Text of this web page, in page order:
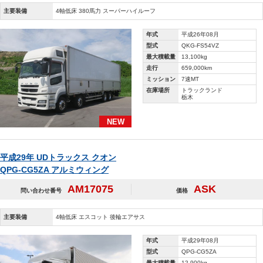
主要装備 4軸低床 380馬力 スーパーハイルーフ
NEW
年式
平成26年08月
型式
QKG-FS54VZ
最大積載量
13,100kg
走行
659,000km
ミッション
7速MT
在庫場所
トラックランド
栃木
平成29年 UDトラックス クオン
QPG-CG5ZA アルミウィング
問い合わせ番号 AM17075 価格 ASK
主要装備 4軸低床 エスコット 後輪エアサス
年式
平成29年08月
型式
QPG-CG5ZA